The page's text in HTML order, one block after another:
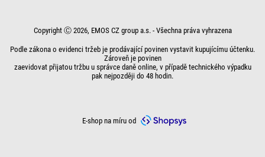
Copyright Ⓒ 2026, EMOS CZ group a.s. - Všechna práva vyhrazena
Podle zákona o evidenci tržeb je prodávající povinen vystavit kupujícímu účtenku.
Zároveň je povinen
zaevidovat přijatou tržbu u správce daně online, v případě technického výpadku
pak nejpozději do 48 hodin.
E-shop na míru od